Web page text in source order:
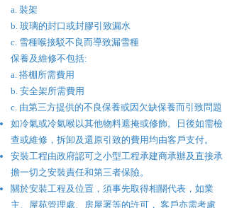
a. 裝架
b. 玻璃的封口或封膠引致漏水
c. 雪種喉接駁不良而導致漏雪種
保養及維修不包括:
a. 搭棚所需費用
b. 安全架所需費用
c. 由第三方提供的不良保養或因欠缺保養而引致問題
如冷氣或冷氣喉以其他物料遮掩或修飾。日後如需檢
查或維修，拆卸及還原引致的費用均由客戶支付。
安裝工程由政府認可之小型工程承建商承辦及直接承
擔一切之安裝責任和第三者保險。
關於安裝工程及位置，須事先取得相關代表，如業
主、屋苑管理處、房屋署等的許可， 客戶亦需考慮